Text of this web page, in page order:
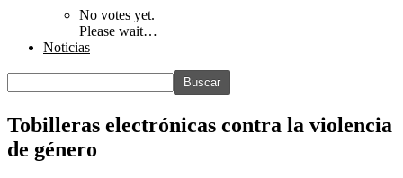
No votes yet.
Please wait…
Noticias
Tobilleras electrónicas contra la violencia
de género